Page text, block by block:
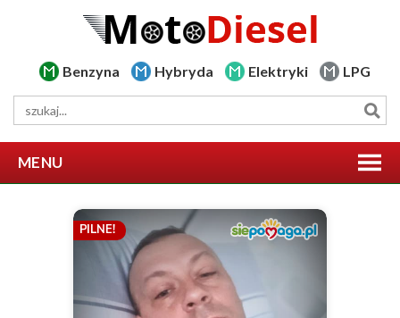
Benzyna Hybryda Elektryki LPG
MENU